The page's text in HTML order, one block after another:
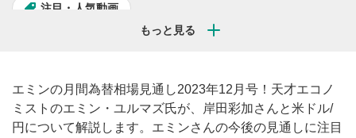
注目・人気動画
エミンの月間為替相場見通し2023年12月号！天才エコノ
ミストのエミン・ユルマズ氏が、岸田彩加さんと米ドル/
円について解説します。エミンさんの今後の見通しに注目